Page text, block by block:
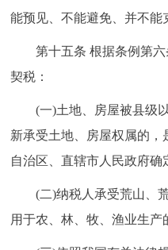
能预见、不能避免、并不能
第十五条 根据条例第六
契税：
(一)土地、房屋被县级以
新承受土地、房屋权属的，
自治区、直辖市人民政府确
(二)纳税人承受荒山、荒
用于农、林、牧、渔业生产